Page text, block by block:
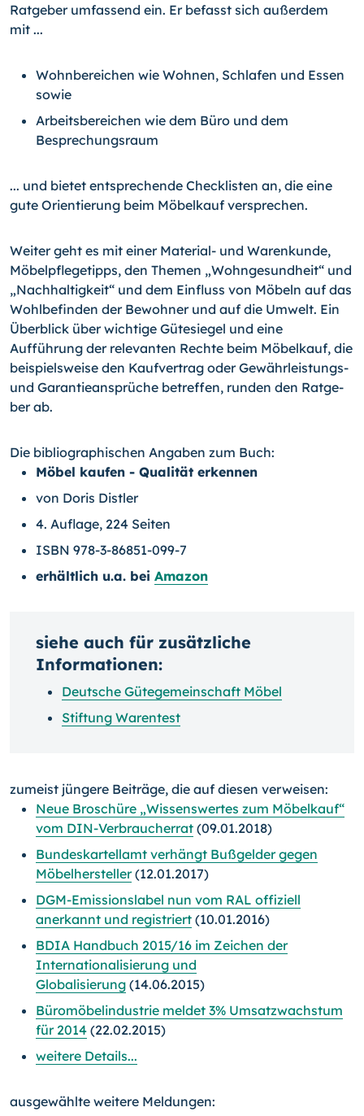
Ratgeber umfassend ein. Er befasst sich außerdem
mit ...
Wohnbereichen wie Wohnen, Schlafen und Essen
sowie
Arbeitsbereichen wie dem Büro und dem
Besprechungsraum
... und bietet entsprechende Checklisten an, die eine
gute Orientierung beim Möbelkauf versprechen.
Weiter geht es mit einer Material- und Warenkunde,
Möbelpflegetipps, den Themen „Wohngesundheit“ und
„Nachhaltigkeit“ und dem Einfluss von Möbeln auf das
Wohlbe­finden der Bewohner und auf die Umwelt. Ein
Überblick über wichtige Gütesiegel und eine
Aufführung der relevanten Rechte beim Möbelkauf, die
beispielsweise den Kauf­vertrag oder Gewährleistungs-
und Garantieansprüche betreffen, runden den Ratge­
ber ab.
Die bibliographischen Angaben zum Buch:
Möbel kaufen - Qualität erkennen
von Doris Distler
4. Auflage, 224 Seiten
ISBN 978-3-86851-099-7
erhältlich u.a. bei Amazon
siehe auch für zusätzliche
Informationen:
Deutsche Gütegemeinschaft Möbel
Stiftung Warentest
zumeist jüngere Beiträge, die auf diesen verweisen:
Neue Broschüre „Wissenswertes zum Möbelkauf“
vom DIN-Verbraucherrat (09.01.2018)
Bundeskartellamt verhängt Bußgelder gegen
Möbelhersteller(12.01.2017)
DGM-Emissionslabel nun vom RAL offiziell
anerkannt und registriert (10.01.2016)
BDIA Handbuch 2015/16 im Zeichen der
Internationalisierung und
Globalisierung (14.06.2015)
Büromöbelindustrie meldet 3% Umsatzwachstum
für 2014 (22.02.2015)
weitere Details...
ausgewählte weitere Meldungen: